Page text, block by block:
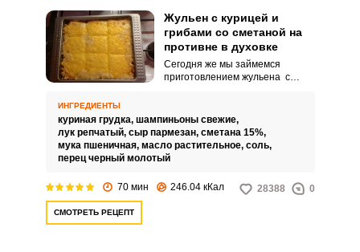
Жульен с курицей и
грибами со сметаной на
противне в духовке
Сегодня же мы займемся
приготовлением жульена с
вкусовые качества это никак не
повлияет, зато такой вариант
приготовления придется очень
кстати для большой компании
горшочков. Жульен – это
вкусный и очень нежный
ИНГРЕДИЕНТЫ
куриная грудка, шампиньоны свежие,
лук репчатый, сыр пармезан, сметана 15%,
мука пшеничная, масло растительное, соль,
перец черный молотый
70 мин 246.04 кКал 28388 0
СМОТРЕТЬ РЕЦЕПТ